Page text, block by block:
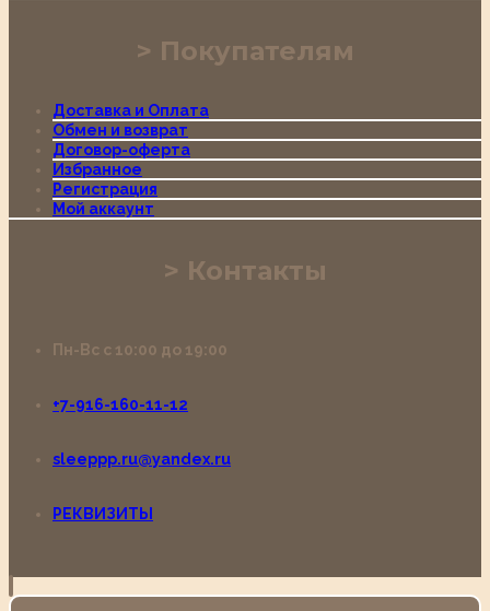
Покупателям
Доставка и Оплата
Обмен и возврат
Договор-оферта
Избранное
Регистрация
Мой аккаунт
Контакты
Пн-Вс с 10:00 до 19:00
+7-916-160-11-12
sleeppp.ru@yandex.ru
РЕКВИЗИТЫ